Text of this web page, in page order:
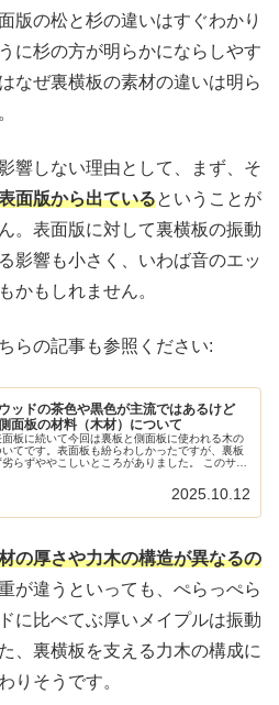
版の松と杉の違いはすぐわかり
に杉の方が明らかにならしやす
なぜ裏横板の素材の違いは明ら
響しない理由として、まず、そ
面版から出ているということが
。表面版に対して裏横板の振動
影響も小さく、いわば音のエッ
かもしれません。
らの記事も参照ください:
ッドの茶色や黒色が主流ではあるけど
面板の材料（木材）について
板に続いて今回は裏板と側面板に使われる木の
てです。表面板も紛らわしかったですが、裏板
劣らずややこしいところがありました。 このサイ
事でまとめてあります:...
2025.10.12
の厚さや力木の構造が異なるの
が違うといっても、ぺらっぺら
に比べてぶ厚いメイプルは振動
、裏横板を支える力木の構成に
りそうです。